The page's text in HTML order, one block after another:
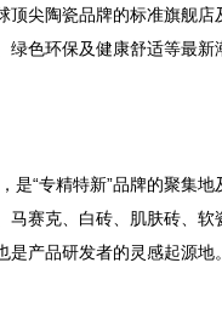
顶尖陶瓷品牌的标准旗舰
色环保及健康舒适等最
是“专精特新”品牌的聚集
赛克、白砖、肌肤砖、
产品研发者的灵感起源地。